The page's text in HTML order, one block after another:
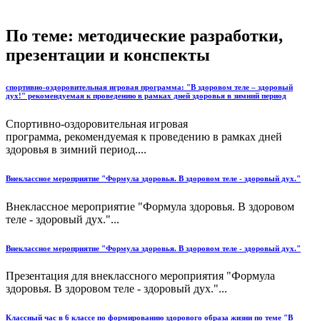
По теме: методические разработки,
презентации и конспекты
спортивно-оздоровительная игровая программа: "В здоровом теле – здоровый
дух!" рекомендуемая к проведению в рамках дней здоровья в зимний период
Спортивно-оздоровительная игровая
программа, рекомендуемая к проведению в рамках дней
здоровья в зимний период....
Внеклассное мероприятие "Формула здоровья. В здоровом теле - здоровый дух."
Внеклассное мероприятие "Формула здоровья. В здоровом
теле - здоровый дух."...
Внеклассное мероприятие "Формула здоровья. В здоровом теле - здоровый дух."
Презентация для внеклассного мероприятия "Формула
здоровья. В здоровом теле - здоровый дух."...
Классный час в 6 классе по формированию здорового образа жизни по теме "В